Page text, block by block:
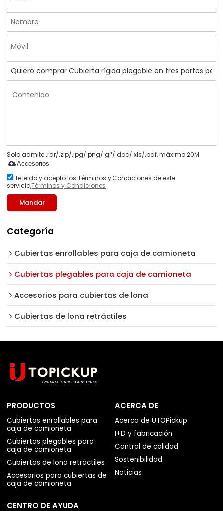
Solo admite .rar/.zip/.jpg/.png/.gif/.doc/.xls/.pdf, máximo 20M
Accesorios
He leido y acepto los Términos y Condiciones de este
servicio,Términos y Condiciones
Mandar
Categoría
Cubiertas enrollables para caja de camioneta
Cubiertas plegables para caja de camioneta
Accesorios para cubiertas de lona
Cubiertas de lona retráctiles
PRODUCTOS
Cubiertas enrollables para
caja de camioneta
Cubiertas plegables para
caja de camioneta
Cubiertas de lona retráctiles
Accesorios para cubiertas de
caja de camioneta
ACERCA DE
Acerca de UTOPickup
I+D y fabricación
Control de calidad
Sostenibilidad
Noticias
CENTRO DE AYUDA